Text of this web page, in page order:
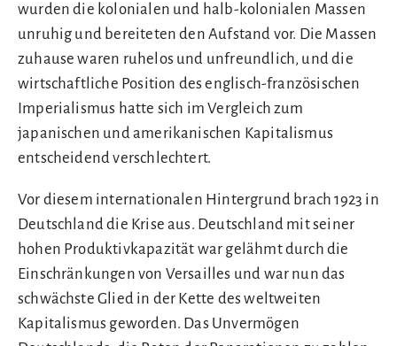
wurden die kolonialen und halb-kolonialen Massen
unruhig und bereiteten den Aufstand vor. Die Massen
zuhause waren ruhelos und unfreundlich, und die
wirtschaftliche Position des englisch-französischen
Imperialismus hatte sich im Vergleich zum
japanischen und amerikanischen Kapitalismus
entscheidend verschlechtert.
Vor diesem internationalen Hintergrund brach 1923 in
Deutschland die Krise aus. Deutschland mit seiner
hohen Produktivkapazität war gelähmt durch die
Einschränkungen von Versailles und war nun das
schwächste Glied in der Kette des weltweiten
Kapitalismus geworden. Das Unvermögen